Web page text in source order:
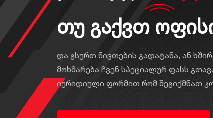
თუ გაქვთ
და გსურთ ნივთების გადატანა, ან
მოხმარება ჩვენ სპეციალურ ფასს
იურიდიული ფორმით რომ შეგიქმნათ